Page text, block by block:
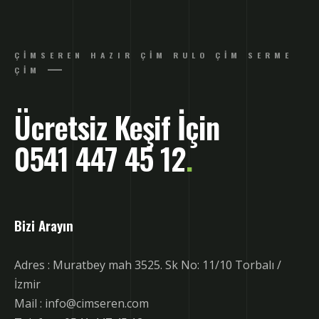
ÇIMSEREN HAZIR ÇIM RULO ÇIM SERME
ÇIM
Ücretsiz Keşif İçin
0541 447 45 12.
Bizi Arayın
Adres : Muratbey mah 3525. Sk No: 11/10 Torbalı /
İzmir
Mail : info@cimseren.com